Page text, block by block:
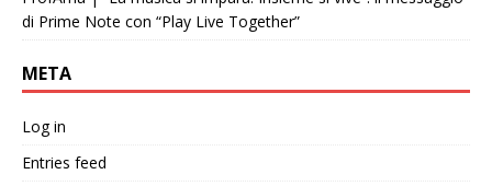
di Prime Note con “Play Live Together”
META
Log in
Entries feed